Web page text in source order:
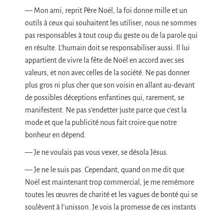
— Mon ami, reprit Père Noël, la foi donne mille et un
outils à ceux qui souhaitent les utiliser; nous ne sommes
pas responsables à tout coup du geste ou de la parole qui
en résulte. L’humain doit se responsabiliser aussi. Il lui
appartient de vivre la fête de Noël en accord avec ses
valeurs, et non avec celles de la société. Ne pas donner
plus gros ni plus cher que son voisin en allant au-devant
de possibles déceptions enfantines qui, rarement, se
manifestent. Ne pas s’endetter juste parce que c’est la
mode et que la publicité nous fait croire que notre
bonheur en dépend.
— Je ne voulais pas vous vexer, se désola Jésus.
— Je ne le suis pas. Cependant, quand on me dit que
Noël est maintenant trop commercial, je me remémore
toutes les œuvres de charité et les vagues de bonté qui se
soulèvent à l’unisson. Je vois la promesse de ces instants